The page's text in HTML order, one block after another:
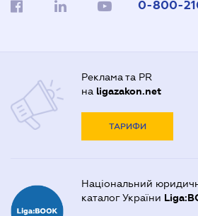
0-800-
Реклама та PR
на ligazakon.net
ТАРИФИ
Національний
каталог України